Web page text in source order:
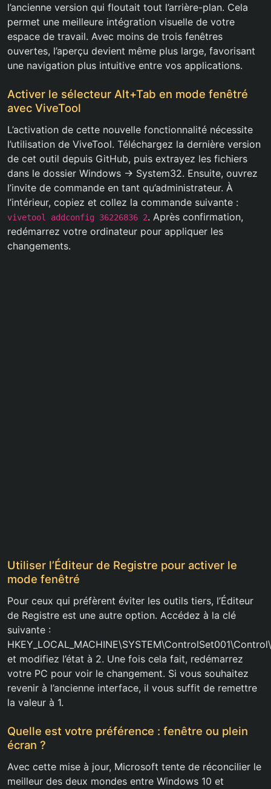
l’ancienne version qui floutait tout l’arrière-plan. Cela
permet une meilleure intégration visuelle de votre
espace de travail. Avec moins de trois fenêtres
ouvertes, l’aperçu devient même plus large, favorisant
une navigation plus intuitive entre vos applications.
Activer le sélecteur Alt+Tab en mode fenêtré
avec ViveTool
L’activation de cette nouvelle fonctionnalité nécessite
l’utilisation de ViveTool. Téléchargez la dernière version
de cet outil depuis GitHub, puis extrayez les fichiers
dans le dossier Windows -> System32. Ensuite, ouvrez
l’invite de commande en tant qu’administrateur. À
l’intérieur, copiez et collez la commande suivante :
vivetool addconfig 36226836 2. Après confirmation,
redémarrez votre ordinateur pour appliquer les
changements.
Utiliser l’Éditeur de Registre pour activer le
mode fenêtré
Pour ceux qui préfèrent éviter les outils tiers, l’Éditeur
de Registre est une autre option. Accédez à la clé
suivante :
et modifiez l’état à 2. Une fois cela fait, redémarrez
votre PC pour voir le changement. Si vous souhaitez
revenir à l’ancienne interface, il vous suffit de remettre
la valeur à 1.
Quelle est votre préférence : fenêtre ou plein
écran ?
Avec cette mise à jour, Microsoft tente de réconcilier le
meilleur des deux mondes entre Windows 10 et